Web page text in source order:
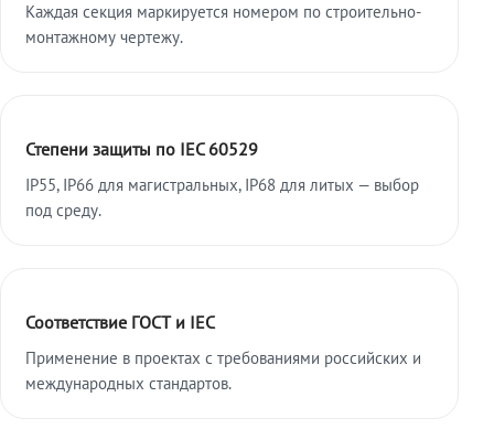
Каждая секция маркируется номером по строительно-
монтажному чертежу.
Степени защиты по IEC 60529
IP55, IP66 для магистральных, IP68 для литых — выбор
под среду.
Соответствие ГОСТ и IEC
Применение в проектах с требованиями российских и
международных стандартов.